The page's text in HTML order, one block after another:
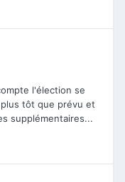
l'élection se
tôt que prévu et
supplémentaires...